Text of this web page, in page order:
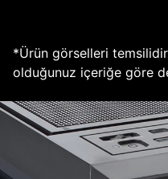
*Ürün görselleri
olduğunuz içeriğe göre